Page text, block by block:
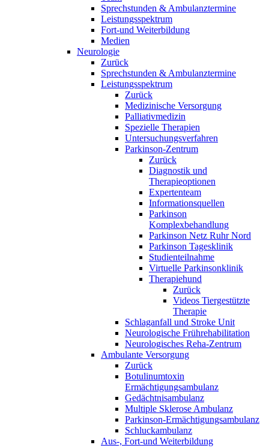
Sprechstunden & Ambulanztermine
Leistungsspektrum
Fort-und Weiterbildung
Medien
Neurologie
Zurück
Sprechstunden & Ambulanztermine
Leistungsspektrum
Zurück
Medizinische Versorgung
Palliativmedizin
Spezielle Therapien
Untersuchungsverfahren
Parkinson-Zentrum
Zurück
Diagnostik und
Therapieoptionen
Expertenteam
Informationsquellen
Parkinson
Komplexbehandlung
Parkinson Netz Ruhr Nord
Parkinson Tagesklinik
Studienteilnahme
Virtuelle Parkinsonklinik
Therapiehund
Zurück
Videos Tiergestützte
Therapie
Schlaganfall und Stroke Unit
Neurologische Frührehabilitation
Neurologisches Reha-Zentrum
Ambulante Versorgung
Zurück
Botulinumtoxin
Ermächtigungsambulanz
Gedächtnisambulanz
Multiple Sklerose Ambulanz
Parkinson-Ermächtigungsambulanz
Schluckambulanz
Aus-, Fort-und Weiterbildung